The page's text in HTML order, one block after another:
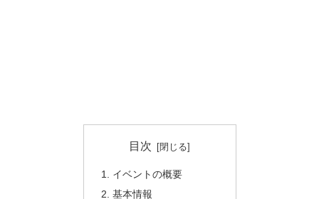
目次
イベントの概要
基本情報